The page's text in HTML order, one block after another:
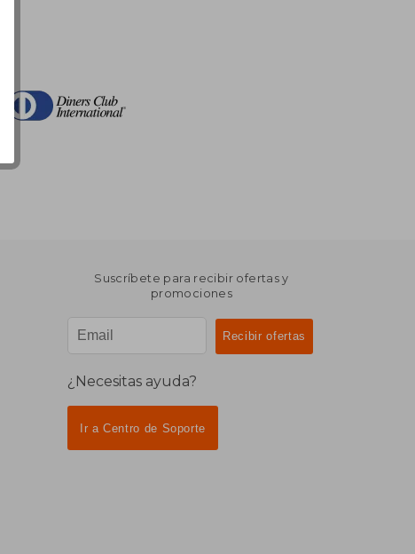
Suscríbete para recibir ofertas y
promociones
¿Necesitas ayuda?
Ir a Centro de Soporte